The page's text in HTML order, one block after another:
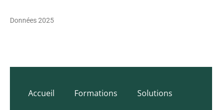
Données 2025
Accueil Formations Solutions